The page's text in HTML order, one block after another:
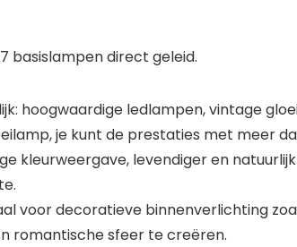
basislampen direct geleid.
hoogwaardige ledlampen, vintage
je kunt de prestaties met meer
kleurweergave, levendiger en
voor decoratieve binnenverlichting
romantische sfeer te creëren.